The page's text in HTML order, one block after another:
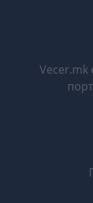
Vecer.mk